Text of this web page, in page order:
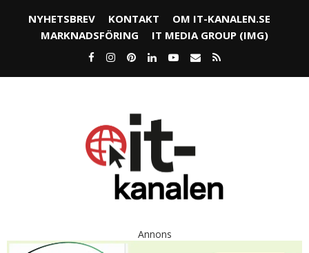
NYHETSBREV KONTAKT
OM IT-KANALEN.SE
MARKNADSFÖRING
IT MEDIA GROUP (IMG)
Annons